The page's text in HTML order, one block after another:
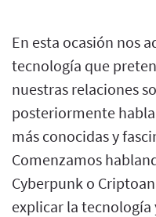
En esta ocasión nos
tecnología que
nuestras relaciones
posteriormente
más conocidas y
Comenzamos
Cyberpunk o
explicar la